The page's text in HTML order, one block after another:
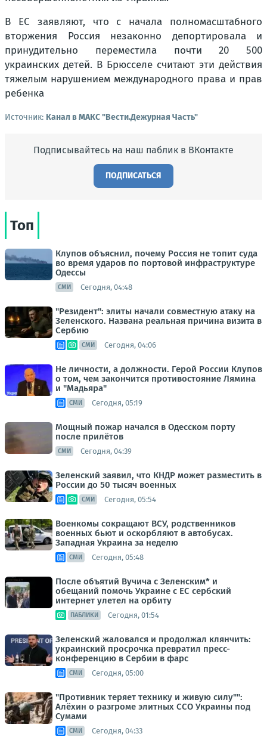
В ЕС заявляют, что с начала полномасштабного
вторжения Россия незаконно депортировала и
принудительно переместила почти 20 500
украинских детей. В Брюсселе считают эти действия
тяжелым нарушением международного права и прав
ребенка
Источник: Канал в МАКС "Вести.Дежурная Часть"
Подписывайтесь на наш паблик в ВКонтакте
ПОДПИСАТЬСЯ
Топ
Клупов объяснил, почему Россия не топит суда
во время ударов по портовой инфраструктуре
Одессы
СМИ Сегодня, 04:48
"Резидент": элиты начали совместную атаку на
Зеленского. Названа реальная причина визита в
Сербию
СМИ Сегодня, 04:06
Не личности, а должности. Герой России Клупов
о том, чем закончится противостояние Лямина
и "Мадьяра"
СМИ Сегодня, 05:19
Мощный пожар начался в Одесском порту
после прилётов
СМИ Сегодня, 04:39
Зеленский заявил, что КНДР может разместить в
России до 50 тысяч военных
СМИ Сегодня, 05:54
Военкомы сокращают ВСУ, родственников
военных бьют и оскорбляют в автобусах.
Западная Украина за неделю
СМИ Сегодня, 05:48
После объятий Вучича с Зеленским* и
обещаний помочь Украине с ЕС сербский
интернет улетел на орбиту
ПАБЛИКИ Сегодня, 01:54
Зеленский жаловался и продолжал клянчить:
украинский просрочка превратил пресс-
конференцию в Сербии в фарс
СМИ Сегодня, 05:00
"Противник теряет технику и живую силу"":
Алёхин о разгроме элитных ССО Украины под
Сумами
СМИ Сегодня, 04:33